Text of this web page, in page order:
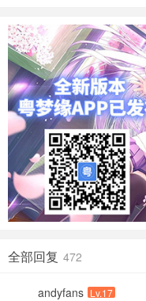
野間忠一郎- -馮志輝
而曾經聲演過飛圖LD配
版本（清田信長、桑田
音。
【特別收錄】
63分鐘特別收錄片段：
1. 井上雄彦導演海外
2. COURT SIDE in
4. 預告集
【內容簡介】：
全部回复 472
andyfans Lv.17